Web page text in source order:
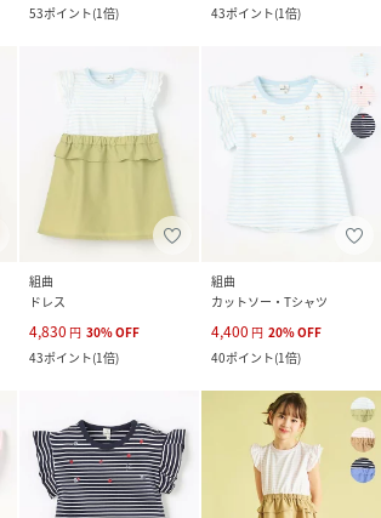
53ポイント(1倍)
43ポイント(1倍)
組曲
ドレス
4,830 円 30%OFF
43ポイント(1倍)
組曲
カットソー・Tシャツ
4,400 円 20%OFF
40ポイント(1倍)